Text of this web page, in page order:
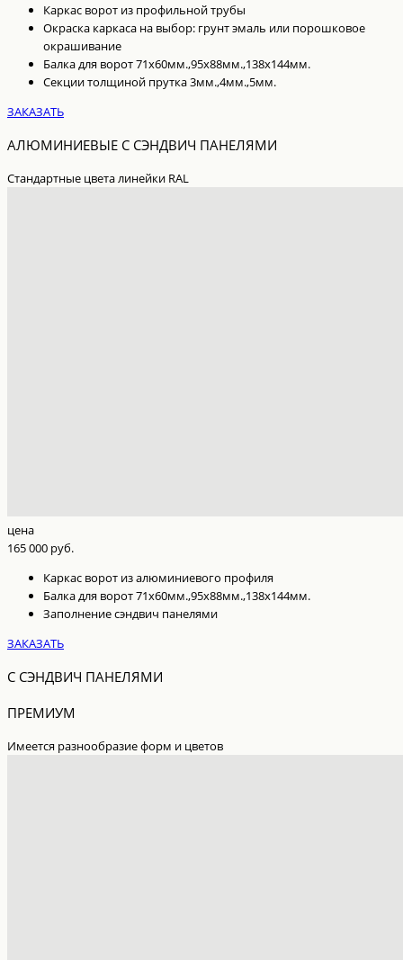
Каркас ворот из профильной трубы
Окраска каркаса на выбор: грунт эмаль или порошковое
окрашивание
Балка для ворот 71х60мм.,95х88мм.,138х144мм.
Секции толщиной прутка 3мм.,4мм.,5мм.
ЗАКАЗАТЬ
АЛЮМИНИЕВЫЕ С СЭНДВИЧ ПАНЕЛЯМИ
Стандартные цвета линейки RAL
цена
165 000 руб.
Каркас ворот из алюминиевого профиля
Балка для ворот 71х60мм.,95х88мм.,138х144мм.
Заполнение сэндвич панелями
ЗАКАЗАТЬ
С СЭНДВИЧ ПАНЕЛЯМИ
ПРЕМИУМ
Имеется разнообразие форм и цветов